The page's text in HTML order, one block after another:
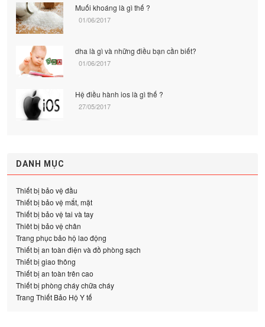
Muối khoáng là gì thế ?
01/06/2017
dha là gì và những điều bạn cần biết?
01/06/2017
Hệ điều hành ios là gì thế ?
27/05/2017
DANH MỤC
Thiết bị bảo vệ đầu
Thiết bị bảo vệ mắt, mặt
Thiết bị bảo vệ tai và tay
Thiêt bị bảo vệ chân
Trang phục bảo hộ lao động
Thiết bị an toàn điện và đồ phòng sạch
Thiết bị giao thông
Thiết bị an toàn trên cao
Thiết bị phòng cháy chữa cháy
Trang Thiết Bảo Hộ Y tế